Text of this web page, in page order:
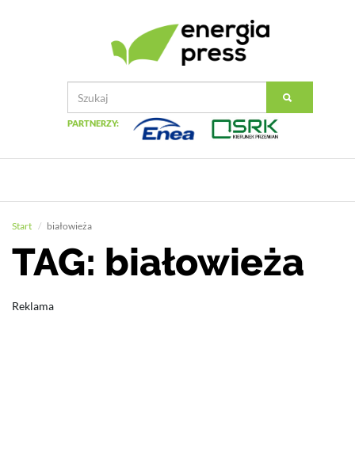
PARTNERZY:
Start białowieża
TAG: białowieża
Reklama